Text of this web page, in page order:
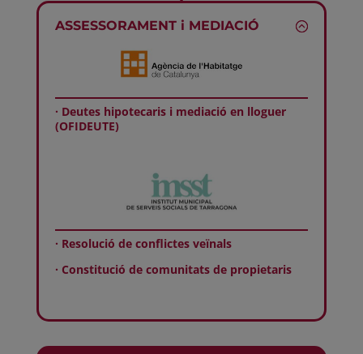
ASSESSORAMENT i MEDIACIÓ
· Deutes hipotecaris i mediació en lloguer
(OFIDEUTE)
· Resolució de conflictes veïnals
· Constitució de comunitats de propietaris